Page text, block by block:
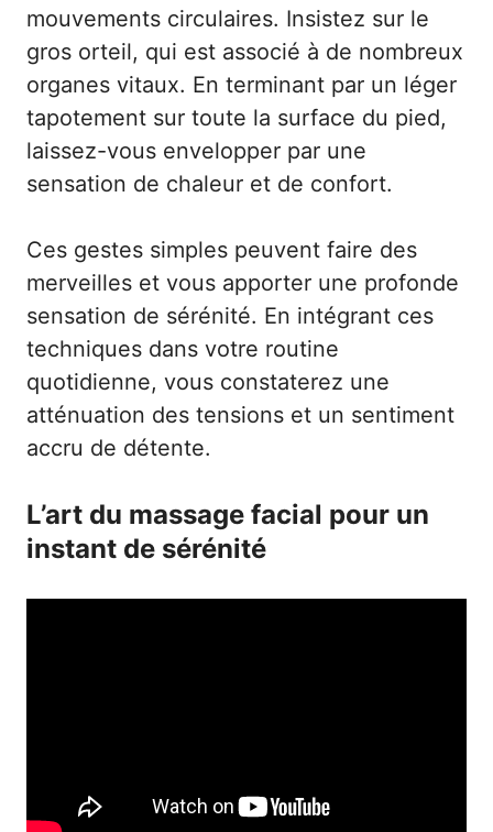
mouvements circulaires. Insistez sur le
gros orteil, qui est associé à de nombreux
organes vitaux. En terminant par un léger
tapotement sur toute la surface du pied,
laissez-vous envelopper par une
sensation de chaleur et de confort.
Ces gestes simples peuvent faire des
merveilles et vous apporter une profonde
sensation de sérénité. En intégrant ces
techniques dans votre routine
quotidienne, vous constaterez une
atténuation des tensions et un sentiment
accru de détente.
L’art du massage facial pour un
instant de sérénité